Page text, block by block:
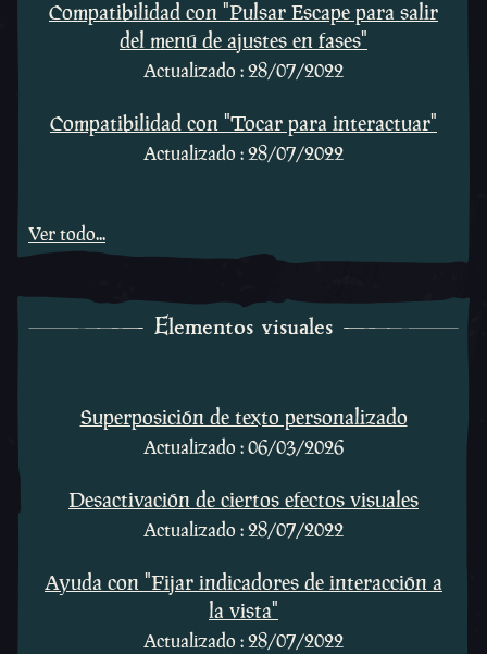
Compatibilidad con "Pulsar Escape para salir
del menú de ajustes en fases"
Actualizado : 28/07/2022
Compatibilidad con "Tocar para interactuar"
Actualizado : 28/07/2022
Ver todo...
Elementos visuales
Superposición de texto personalizado
Actualizado : 06/03/2026
Desactivación de ciertos efectos visuales
Actualizado : 28/07/2022
Ayuda con "Fijar indicadores de interacción a
la vista"
Actualizado : 28/07/2022